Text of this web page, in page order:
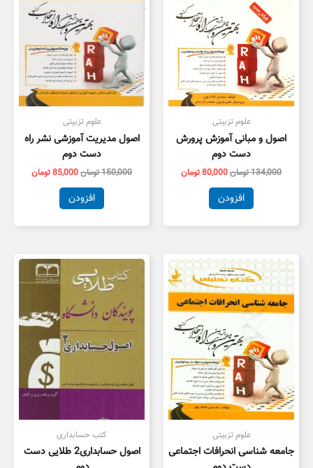
علوم تزبیتی
اصول و مبانی آموزش پرورش
دست دوم
134,000تومان80,000تومان
افزودن
علوم تزبیتی
اصول مدیریت آموزشی نشر راه
دست دوم
150,000تومان85,000تومان
افزودن
علوم تزبیتی
جامعه شناسی انحرافات اجتماعی
کتب حسابداری
اصول حسابداری2 طلایی دست